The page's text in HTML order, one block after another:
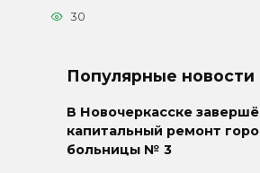
30
Популярные новости
В Новочеркасске
капитальный ремонт
больницы № 3